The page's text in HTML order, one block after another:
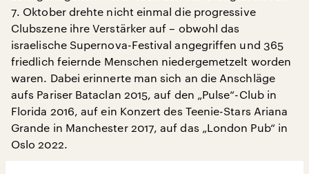
7. Oktober drehte nicht einmal die progressive
Clubszene ihre Verstärker auf – obwohl das
israelische Supernova-Festival angegriffen und 365
friedlich feiernde Menschen niedergemetzelt worden
waren. Dabei erinnerte man sich an die Anschläge
aufs Pariser Bataclan 2015, auf den „Pulse“-Club in
Florida 2016, auf ein Konzert des Teenie-Stars Ariana
Grande in Manchester 2017, auf das „London Pub“ in
Oslo 2022.